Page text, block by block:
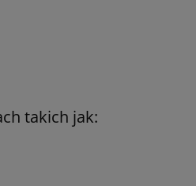
takich jak: